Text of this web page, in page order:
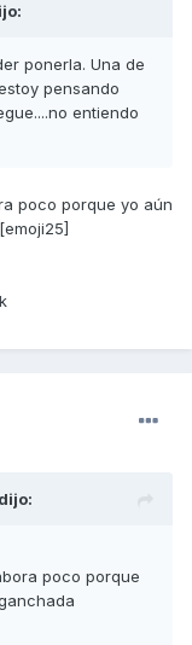
ponerla. Una de
pensando
entiendo
poco porque yo aún
dijo:
poco porque